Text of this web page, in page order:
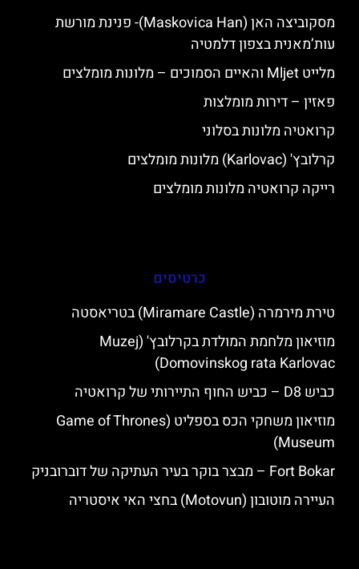
מסקוביצה האן (Maskovica Han)- פנינת מורשת
עות’מאנית בצפון דלמטיה
מלייט Mljet והאיים הסמוכים – מלונות מומלצים
פאזין – דירות מומלצות
קרואטיה מלונות בסלוני
קרלובץ' (Karlovac) מלונות מומלצים
רייקה קרואטיה מלונות מומלצים
כרטיסים
טירת מירמרה (Miramare Castle) בטריאסטה
מוזיאון מלחמת המולדת בקרלובץ' (Muzej
Domovinskog rata Karlovac)
כביש D8 – כביש החוף התיירותי של קרואטיה
מוזיאון משחקי הכס בספליט (Game of Thrones
Museum)
Fort Bokar – מבצר בוקר בעיר העתיקה של דוברובניק
העיירה מוטובון (Motovun) בחצי האי איסטריה